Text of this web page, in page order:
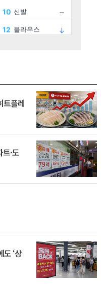
트플레
·도
도 ‘상